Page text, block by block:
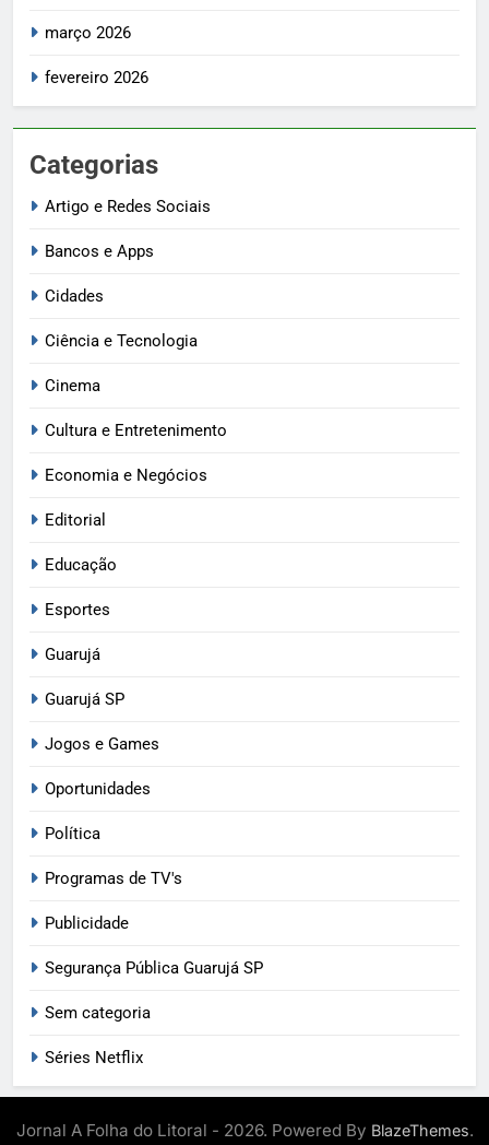
março 2026
fevereiro 2026
Categorias
Artigo e Redes Sociais
Bancos e Apps
Cidades
Ciência e Tecnologia
Cinema
Cultura e Entretenimento
Economia e Negócios
Editorial
Educação
Esportes
Guarujá
Guarujá SP
Jogos e Games
Oportunidades
Política
Programas de TV's
Publicidade
Segurança Pública Guarujá SP
Sem categoria
Séries Netflix
Jornal A Folha do Litoral - 2026. Powered By BlazeThemes.